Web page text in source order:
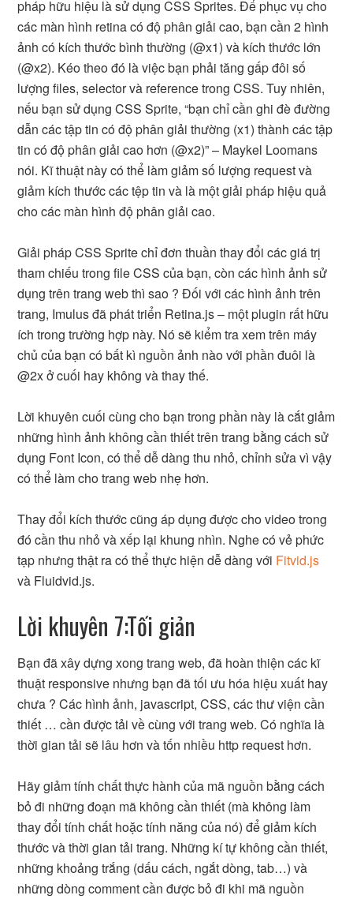
pháp hữu hiệu là sử dụng CSS Sprites. Để phục vụ cho
các màn hình retina có độ phân giải cao, bạn cần 2 hình
ảnh có kích thước bình thường (@x1) và kích thước lớn
(@x2). Kéo theo đó là việc bạn phải tăng gấp đôi số
lượng files, selector và reference trong CSS. Tuy nhiên,
nếu bạn sử dụng CSS Sprite, “bạn chỉ cần ghi đè đường
dẫn các tập tin có độ phân giải thường (x1) thành các tập
tin có độ phân giải cao hơn (@x2)” – Maykel Loomans
nói. Kĩ thuật này có thể làm giảm số lượng request và
giảm kích thước các tệp tin và là một giải pháp hiệu quả
cho các màn hình độ phân giải cao.
Giải pháp CSS Sprite chỉ đơn thuần thay đổi các giá trị
tham chiếu trong file CSS của bạn, còn các hình ảnh sử
dụng trên trang web thì sao ? Đối với các hình ảnh trên
trang, Imulus đã phát triển Retina.js – một plugin rất hữu
ích trong trường hợp này. Nó sẽ kiểm tra xem trên máy
chủ của bạn có bất kì nguồn ảnh nào với phần đuôi là
@2x ở cuối hay không và thay thế.
Lời khuyên cuối cùng cho bạn trong phần này là cắt giảm
những hình ảnh không cần thiết trên trang bằng cách sử
dụng Font Icon, có thể dễ dàng thu nhỏ, chỉnh sửa vì vậy
có thể làm cho trang web nhẹ hơn.
Thay đổi kích thước cũng áp dụng được cho video trong
đó cần thu nhỏ và xếp lại khung nhìn. Nghe có vẻ phức
tạp nhưng thật ra có thể thực hiện dễ dàng với Fitvid.js
và Fluidvid.js.
Lời khuyên 7:Tối giản
Bạn đã xây dựng xong trang web, đã hoàn thiện các kĩ
thuật responsive nhưng bạn đã tối ưu hóa hiệu xuất hay
chưa ? Các hình ảnh, javascript, CSS, các thư viện cần
thiết … cần được tải về cùng với trang web. Có nghĩa là
thời gian tải sẽ lâu hơn và tốn nhiều http request hơn.
Hãy giảm tính chất thực hành của mã nguồn bằng cách
bỏ đi những đoạn mã không cần thiết (mà không làm
thay đổi tính chất hoặc tính năng của nó) để giảm kích
thước và thời gian tải trang. Những kí tự không cần thiết,
những khoảng trắng (dấu cách, ngắt dòng, tab…) và
những dòng comment cần được bỏ đi khi mã nguồn